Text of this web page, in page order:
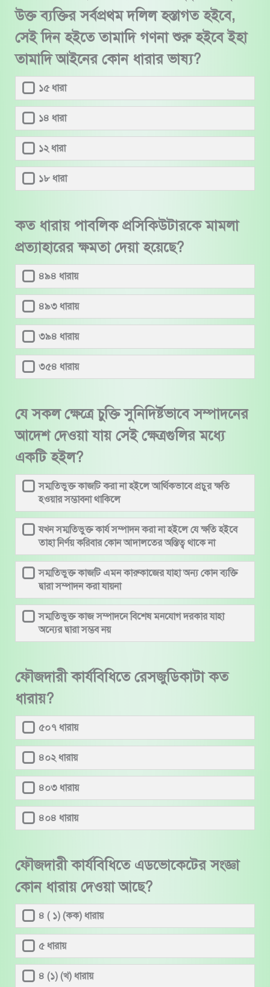
উক্ত ব্যক্তির সর্বপ্রথম দলিল হস্তাগত হইবে,
সেই দিন হইতে তামাদি গণনা শুরু হইবে ইহা
তামাদি আইনের কোন ধারার ভাষ্য?
১৫ ধারা
১৪ ধারা
১২ ধারা
১৮ ধারা
কত ধারায় পাবলিক প্রসিকিউটারকে মামলা
প্রত্যাহারের ক্ষমতা দেয়া হয়েছে?
৪৯৪ ধারায়
৪৯৩ ধারায়
৩৯৪ ধারায়
৩৫৪ ধারায়
যে সকল ক্ষেত্রে চুক্তি সুনিদির্ষ্টভাবে সম্পাদনের
আদেশ দেওয়া যায় সেই ক্ষেত্রগুলির মধ্যে
একটি হইল?
সম্মতিভুক্ত কাজটি করা না হইলে আর্থিকভাবে প্রচুর ক্ষতি
হওয়ার সম্ভাবনা থাকিলে
যখন সম্মতিভুক্ত কার্য সম্পাদন করা না হইলে যে ক্ষতি হইবে
তাহা নির্ণয় করিবার কোন আদালতের অস্তিত্ব থাকে না
সম্মতিভুক্ত কাজটি এমন কারুকাজের যাহা অন্য কোন ব্যক্তি
দ্বারা সম্পাদন করা যায়না
সম্মতিভুক্ত কাজ সম্পাদনে বিশেষ মনযোগ দরকার যাহা
অন্যের দ্বারা সম্ভব নয়
ফৌজদারী কার্যবিধিতে রেসজুডিকাটা কত
ধারায়?
৫০৭ ধারায়
৪০২ ধারায়
৪০৩ ধারায়
৪০৪ ধারায়
ফৌজদারী কার্যবিধিতে এডভোকেটের সংজ্ঞা
কোন ধারায় দেওয়া আছে?
৪ ( ১) (কক) ধারায়
৫ ধারায়
৪ (১) (খ) ধারায়